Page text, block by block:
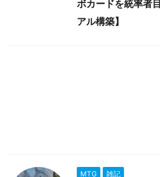
ボカードを統率者
アル構築】
MTG 雑記